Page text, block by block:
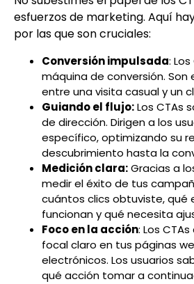
esfuerzos de marketing. Aquí
por las que son cruciales:
Conversión impulsada:
máquina de conversión. Son
entre una visita casual y un
Guiando el flujo:Los CTAs
de dirección. Dirigen a los
específico, optimizando su
descubrimiento hasta la
Medición clara:Gracias a
medir el éxito de tus
cuántos clics obtuviste, qué
funcionan y qué necesita
Foco en la acción: Los
focal claro en tus páginas
electrónicos. Los usuarios
qué acción tomar a